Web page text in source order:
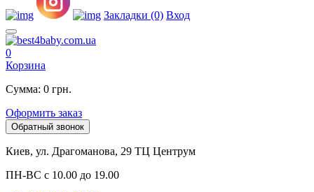
Закладки (0) Вход
0
Корзина
Сумма: 0 грн.
Оформить заказ
Обратный звонок
Киев, ул. Драгоманова, 29 ТЦ Центрум
ПН-ВС с 10.00 до 19.00